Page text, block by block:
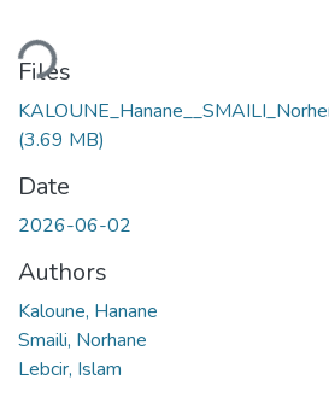
Files
(3.69 MB)
Date
2026-06-02
Authors
Kaloune, Hanane
Smaili, Norhane
Lebcir, Islam